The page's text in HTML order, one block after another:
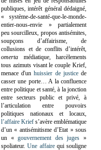
publiques, intérêt général dédaigné,
« système-de-santé-que-le-monde-
entier-nous-envie » partialement
peu sourcilleux, propos antisémites,
soupçons d’affairisme, de
collusions et de conflits d’intérêt,
omerta médiatique, harcèlements
tous azimuts visant le couple Krief,
menace d'unhuissier de justicede
casser une porte… A la confluence
entre politique et santé, à la jonction
entre secteurs public et privé, à
l’articulation entre pouvoirs
politiques nationaux et locaux,
l’affaire Krief s’avère emblématique
d’un « antisémitisme d’Etat » sous
un «gouvernement des juges »
spoliateur.Une affairequi souligne